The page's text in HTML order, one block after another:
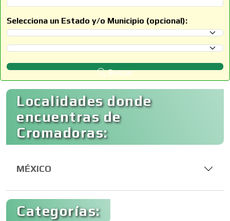
Selecciona un Estado y/o Municipio (opcional):
Selecciona un Estado
Selecciona un Municipio
Buscar
Localidades donde
encuentras de
Cromadoras:
MÉXICO
Categorías: